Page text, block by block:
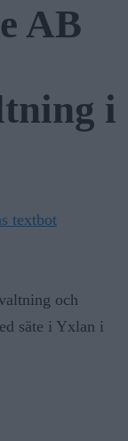
AB
i
textbot
och
säte i Yxlan i